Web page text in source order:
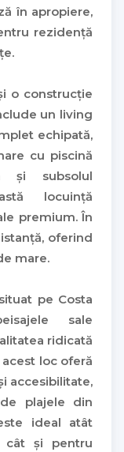
în apropiere,
rezidență
o construcție
un living
echipată,
cu piscină
și subsolul
locuință
premium. În
oferind
mare.
pe Costa
sale
ridicată
loc oferă
accesibilitate,
plajele din
ideal atât
cât și pentru